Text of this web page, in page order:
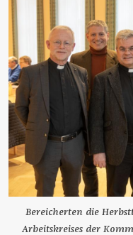
Bereicherten die
Arbeitskreises der